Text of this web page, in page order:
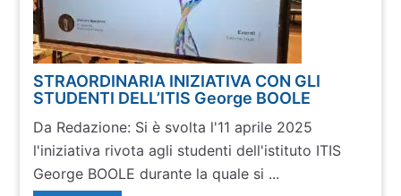
STRAORDINARIA INIZIATIVA CON GLI
STUDENTI DELL’ITIS George BOOLE
Da Redazione: Si è svolta l'11 aprile 2025
l'iniziativa rivota agli studenti dell'istituto ITIS
George BOOLE durante la quale si ...